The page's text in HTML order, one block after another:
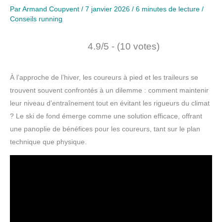
ParArmand Coupvent / 7 janvier 2026 / 6 minutes de lecture /
Conseils running
4.9/5 - (10 votes)
À l’approche de l’hiver, les coureurs à pied et les traileurs se
trouvent souvent confrontés à un dilemme : comment maintenir
leur niveau d’entraînement tout en évitant les rigueurs du climat
? Le ski de fond émerge comme une solution efficace, offrant
une panoplie de bénéfices pour les coureurs, tant sur le plan
technique que physique.